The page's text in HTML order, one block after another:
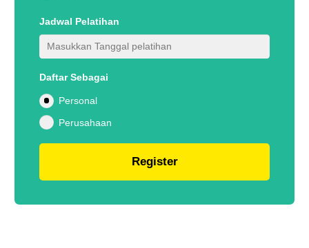
Jadwal Pelatihan
Daftar Sebagai
Personal
Perusahaan